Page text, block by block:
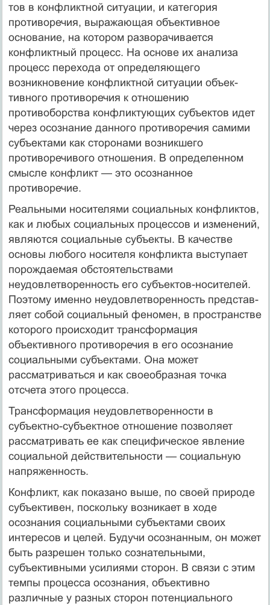
тов в конфликтной ситуации, и категория
противоречия, выра­жающая объективное
основание, на котором разворачивается
конфликтный процесс. На основе их анализа
процесс перехода от определяющего
возникновение конфликтной ситуации объек­
тивного противоречия к отношению
противоборства конфликту­ющих субъектов идет
через осознание данного противоречия са­мими
субъектами как сторонами возникшего
противоречивого отношения. В определенном
смысле конфликт — это осознанное
противоречие.
Реальными носителями социальных конфликтов,
как и любых социальных процессов и изменений,
являются социальные субъ­екты. В качестве
основы любого носителя конфликта выступает
порождаемая обстоятельствами
неудовлетворенность его субъек­тов-носителей.
Поэтому именно неудовлетворенность представ­
ляет собой социальный феномен, в пространстве
которого про­исходит трансформация
объективного противоречия в его осо­знание
социальными субъектами. Она может
рассматриваться и как своеобразная точка
отсчета этого процесса.
Трансформация неудовлетворенности в
субъектно-субъектное отношение позволяет
рассматривать ее как специфическое явление
социальной действительности — социальную
напряженность.
Конфликт, как показано выше, по своей природе
субъективен, поскольку возникает в ходе
осознания социальными субъектами своих
интересов и целей. Будучи осознанным, он может
быть разрешен только сознательными,
субъективными усилиями сторон. В связи с этим
темпы процесса осознания, объективно
различные у разных сторон потенциального